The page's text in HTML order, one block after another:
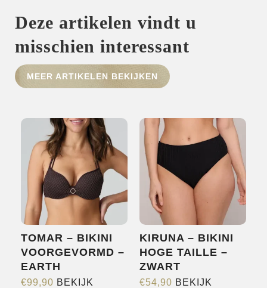
HOME
OVER ONS
MERKEN
NIEUWS
CONTACT
Deze artikelen vindt u
misschien interessant
MEER ARTIKELEN BEKIJKEN
TOMAR – BIKINI
VOORGEVORMD –
EARTH
€99,90 BEKIJK
KIRUNA – BIKINI
HOGE TAILLE –
ZWART
€54,90 BEKIJK